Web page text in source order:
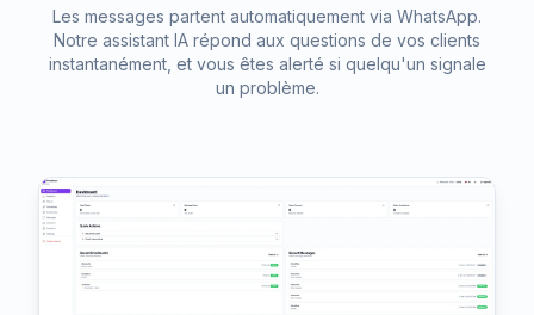
Les messages partent automatiquement via WhatsApp.
Notre assistant IA répond aux questions de vos clients
instantanément, et vous êtes alerté si quelqu'un signale
un problème.